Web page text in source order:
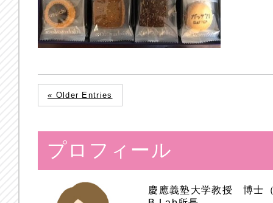
« Older Entries
プロフィール
慶應義塾大学教授 博士